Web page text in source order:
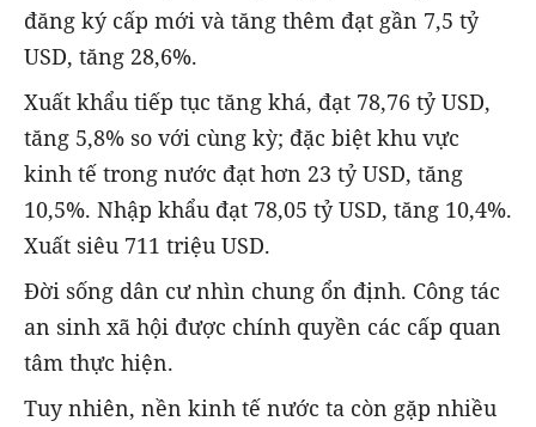
đăng ký cấp mới và tăng thêm đạt gần 7,5 tỷ
USD, tăng 28,6%.
Xuất khẩu tiếp tục tăng khá, đạt 78,76 tỷ USD,
tăng 5,8% so với cùng kỳ; đặc biệt khu vực
kinh tế trong nước đạt hơn 23 tỷ USD, tăng
10,5%. Nhập khẩu đạt 78,05 tỷ USD, tăng 10,4%.
Xuất siêu 711 triệu USD.
Đời sống dân cư nhìn chung ổn định. Công tác
an sinh xã hội được chính quyền các cấp quan
tâm thực hiện.
Tuy nhiên, nền kinh tế nước ta còn gặp nhiều